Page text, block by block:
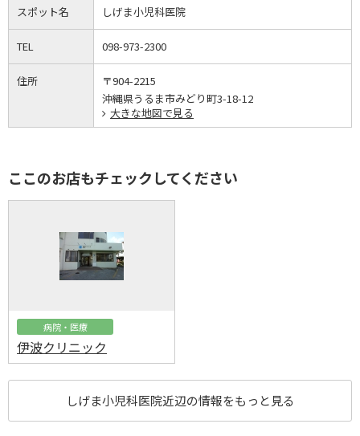
スポット名 しげま小児科医院
TEL 098-973-2300
住所
〒904-2215
沖縄県うるま市みどり町3-18-12
大きな地図で見る
ここのお店もチェックしてください
病院・医療
伊波クリニック
しげま小児科医院近辺の情報をもっと見る